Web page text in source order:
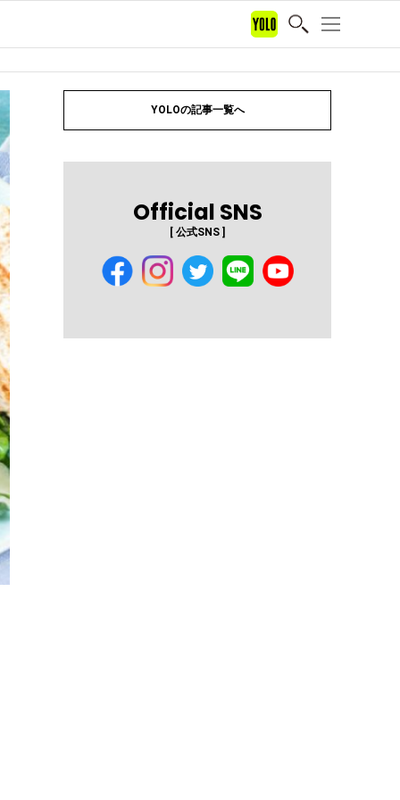
YOLOの記事一覧へ
Official SNS
[ 公式SNS ]